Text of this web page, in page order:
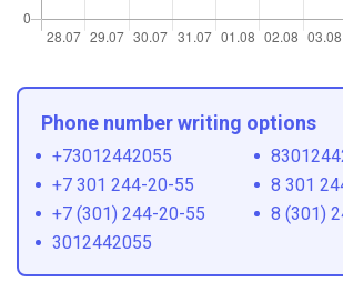
Phone number writing options
+73012442055
+7 301 244-20-55
8 301
+7 (301) 244-20-55
8 (301)
3012442055